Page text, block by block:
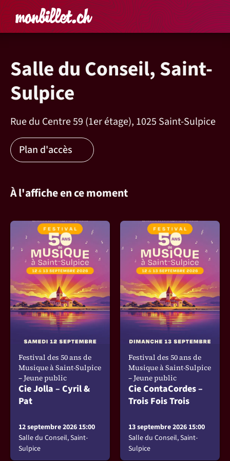
Accueil Rechercher un
Panier
Salle du Conseil, Saint-
Sulpice
Rue du Centre 59 (1er étage), 1025 Saint-Sulpice
Plan d'accès
À l'affiche en ce moment
Festival des 50 ans de
Musique à Saint-Sulpice
– Jeune public
Cie Jolla – Cyril &
Pat
12 septembre 2026 15:00
Salle du Conseil, Saint-
Sulpice
Festival des 50 ans de
Musique à Saint-Sulpice
– Jeune public
Cie ContaCordes –
Trois Fois Trois
13 septembre 2026 15:00
Salle du Conseil, Saint-
Sulpice